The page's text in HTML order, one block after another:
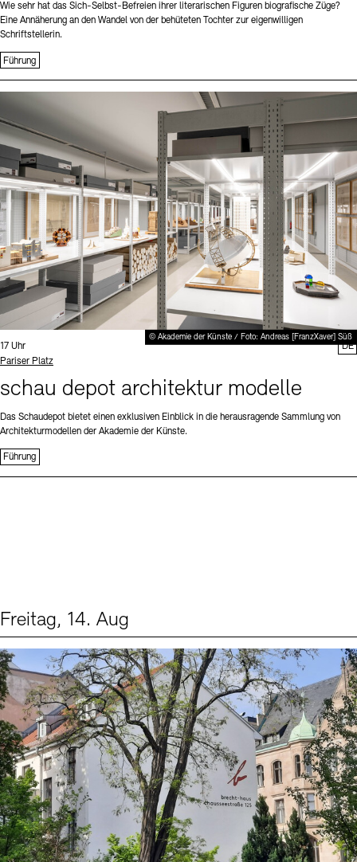
Wie sehr hat das Sich-Selbst-Befreien ihrer literarischen Figuren biografische Züge?
Eine Annäherung an den Wandel von der behüteten Tochter zur eigenwilligen
Schriftstellerin.
Führung
© Akademie der Künste / Foto: Andreas [FranzXaver] Süß
Uhrzeit:
17 Uhr
Standort
Pariser Platz
schau depot architektur modelle
Das Schaudepot bietet einen exklusiven Einblick in die herausragende Sammlung von
Architekturmodellen der Akademie der Künste.
Führung
DE
Freitag, 14. Aug